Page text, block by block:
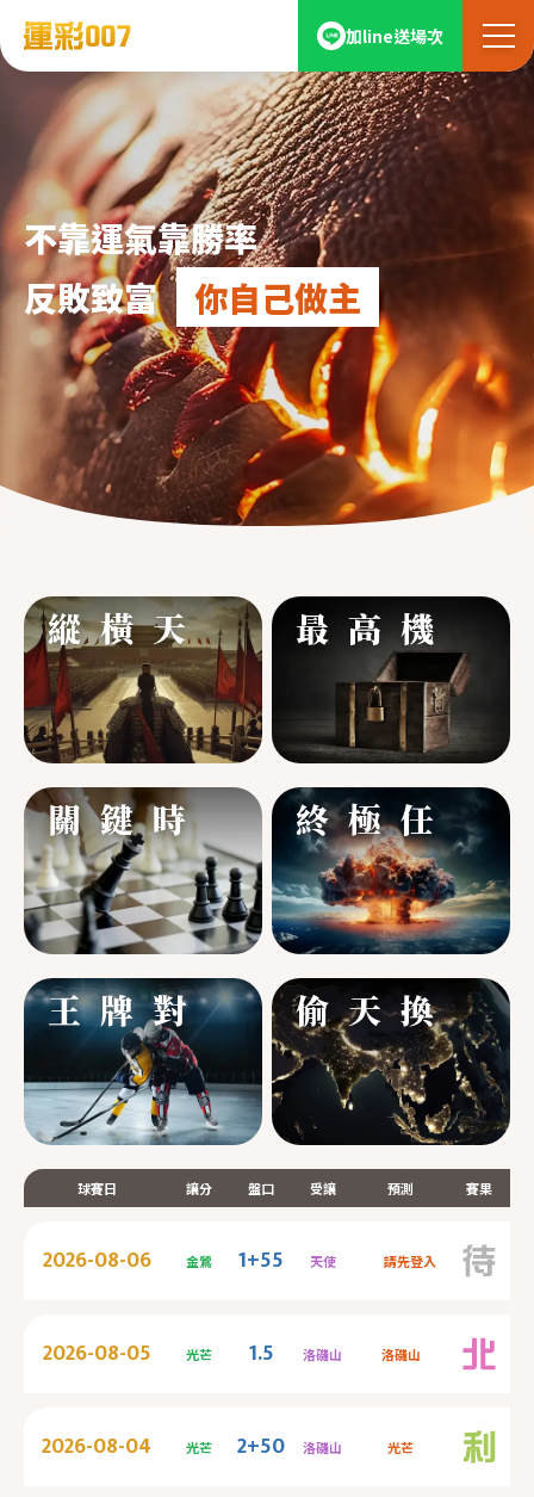
加line送場次
不靠運氣靠勝率
反敗致富
你自己做主
縱 橫 天 下 最 高 機 密
關 鍵 時 刻 終 極 任 務
王 牌 對 決 偷 天 換 日
球賽日 讓分 盤口 受讓 預測 賽果
2026-08-06 金鶯 1+55 天使 請先登入
2026-08-05 光芒 1.5 洛磯山 洛磯山
2026-08-04 光芒 2+50 洛磯山 光芒